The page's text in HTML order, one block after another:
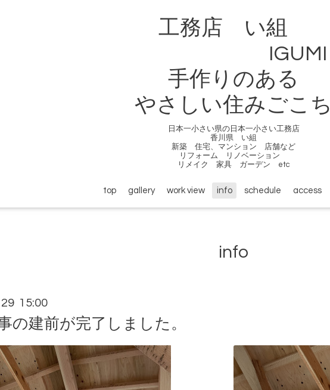
工務店 い組
IGUMI
手作りのある
やさしい住みごこち
日本一小さい県の日本一小さい工務店
香川県 い組
新築 住宅、マンション 店舗など
リフォーム リノベーション
リメイク 家具 ガーデン etc
top gallery work view info schedule access
info
29 15:00
の建前が完了しました。